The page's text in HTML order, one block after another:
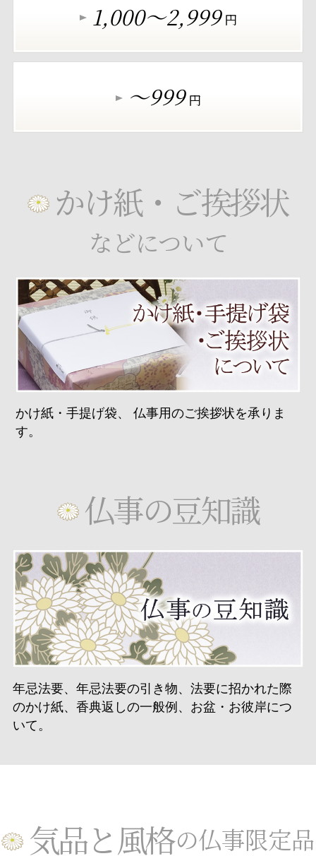
1,000～2,999 円
～999 円
かけ紙・ご挨拶状
などについて
かけ紙・手提げ袋、
仏事用のご挨拶状を承りま
す。
仏事の豆知識
年忌法要、年忌法要の引き物、法要に招かれた際
のかけ紙、香典返しの一般例、お盆・お彼岸につ
いて。
気品と風格の仏事限定品